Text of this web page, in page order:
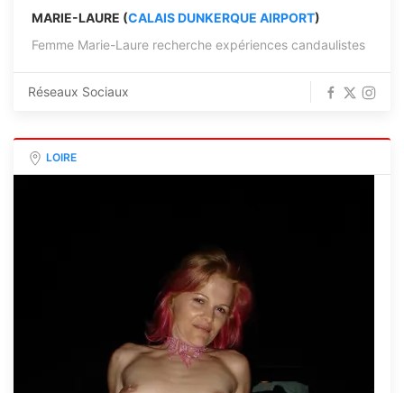
MARIE-LAURE (CALAIS DUNKERQUE AIRPORT)
Femme Marie-Laure recherche expériences candaulistes
Réseaux Sociaux
LOIRE